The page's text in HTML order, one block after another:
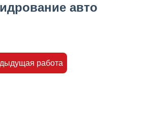
авто
работа